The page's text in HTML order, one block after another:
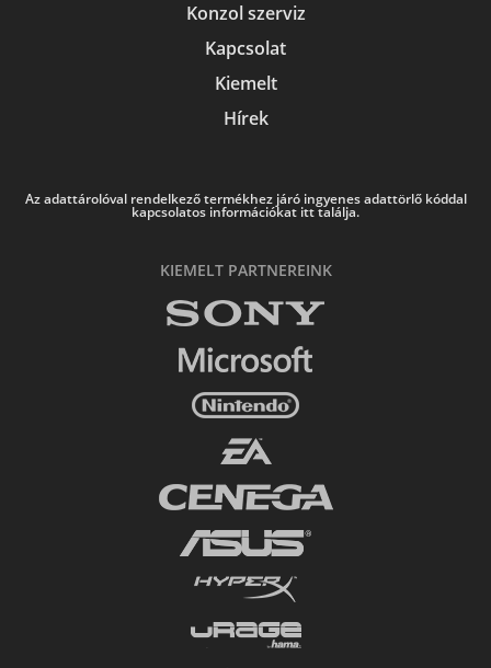
Konzol szerviz
Kapcsolat
Kiemelt
Hírek
Az adattárolóval rendelkező termékhez járó ingyenes adattörlő kóddal
kapcsolatos információkat itt találja.
KIEMELT PARTNEREINK